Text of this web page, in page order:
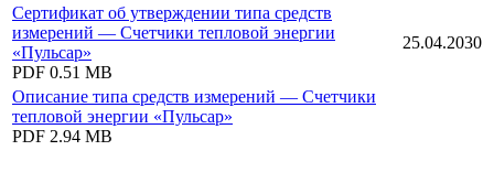
Сертификат об утверждении типа средств
измерений — Счетчики тепловой энергии
«Пульсар»
PDF 0.51 MB
25.04.2030
Описание типа средств измерений — Счетчики
тепловой энергии «Пульсар»
PDF 2.94 MB